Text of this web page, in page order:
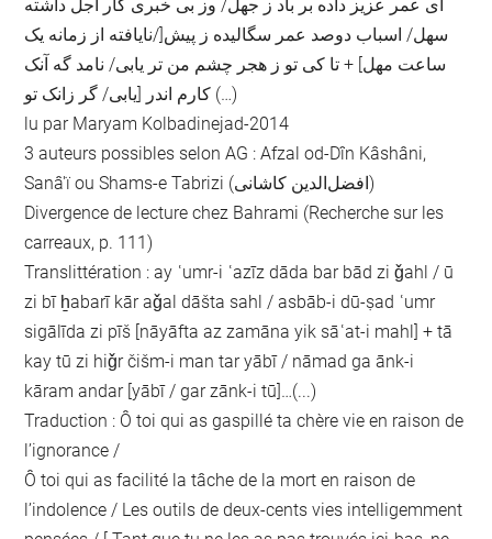
ای عمر عزیز داده بر باد ز جهل/ وز بی خبری کار اجل داشته
سهل/ اسباب دوصد عمر سگالیده ز پیش[/نایافته از زمانه یک
ساعت مهل] + تا کی تو ز هجر چشم من تر یابی/ نامد گه آنک
کارم اندر [یابی/ گر زانک تو (…)
lu par Maryam Kolbadinejad-2014
3 auteurs possibles selon AG : Afzal od-Dîn Kâshâni,
Sanâ'ï ou Shams-e Tabrizi (افضل‌الدین کاشانی)
Divergence de lecture chez Bahrami (Recherche sur les
carreaux, p. 111)
Translittération : ay ʿumr-i ʿazīz dāda bar bād zi ǧahl / ū
zi bī ẖabarī kār aǧal dāšta sahl / asbāb-i dū-ṣad ʿumr
sigālīda zi pīš [nāyāfta az zamāna yik sāʿat-i mahl] + tā
kay tū zi hiǧr čišm-i man tar yābī / nāmad ga ānk-i
kāram andar [yābī / gar zānk-i tū]…(...)
Traduction : Ô toi qui as gaspillé ta chère vie en raison de
l’ignorance /
Ô toi qui as facilité la tâche de la mort en raison de
l’indolence / Les outils de deux-cents vies intelligemment